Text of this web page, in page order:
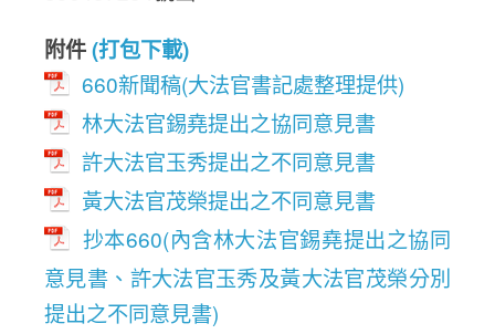
附件(打包下載)
660新聞稿(大法官書記處整理提供)
林大法官錫堯提出之協同意見書
許大法官玉秀提出之不同意見書
黃大法官茂榮提出之不同意見書
抄本660(內含林大法官錫堯提出之協同
意見書、許大法官玉秀及黃大法官茂榮分別
提出之不同意見書)